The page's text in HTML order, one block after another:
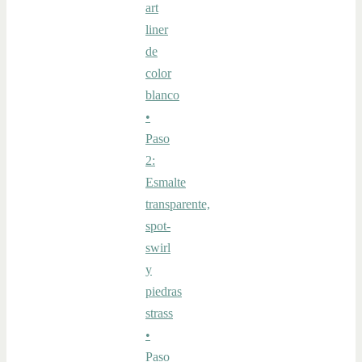
art
liner
de
color
blanco
•
Paso
2:
Esmalte
transparente,
spot-
swirl
y
piedras
strass
•
Paso